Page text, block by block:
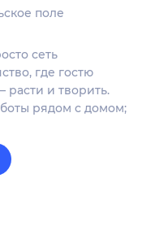
поле
сеть
где гостю
расти и творить.
рядом с домом;